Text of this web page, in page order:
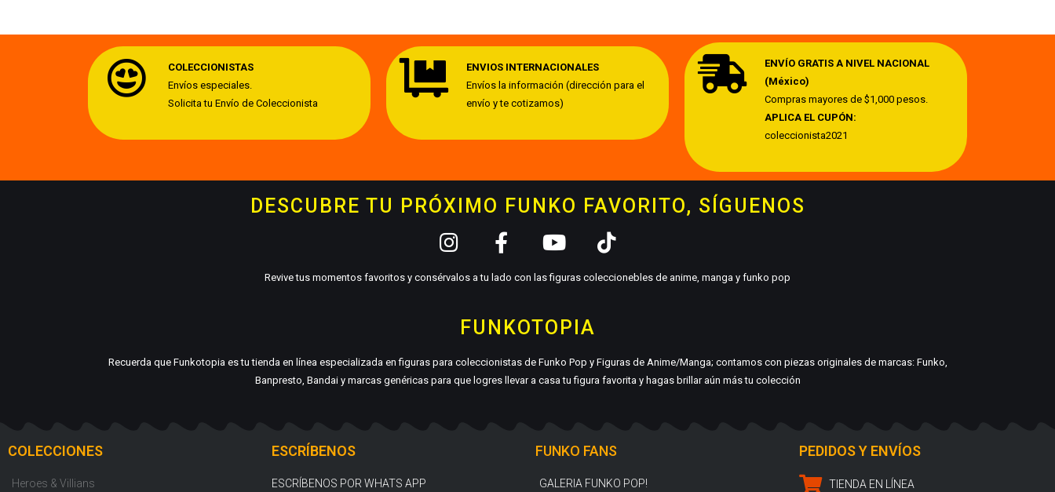
COLECCIONISTAS
Envíos especiales.
Solicita tu Envío de Coleccionista
ENVIOS INTERNACIONALES
Envíos la información (dirección para el
envío y te cotizamos)
ENVÍO GRATIS A NIVEL NACIONAL
(México)
Compras mayores de $1,000 pesos.
APLICA EL CUPÓN:
coleccionista2021
DESCUBRE TU PRÓXIMO FUNKO FAVORITO, SÍGUENOS
Revive tus momentos favoritos y consérvalos a tu lado con las figuras coleccionebles de anime, manga y funko pop
FUNKOTOPIA
Recuerda que Funkotopia es tu tienda en línea especializada en figuras para coleccionistas de Funko Pop y Figuras de Anime/Manga; contamos con piezas originales de marcas: Funko,
Banpresto, Bandai y marcas genéricas para que logres llevar a casa tu figura favorita y hagas brillar aún más tu colección
COLECCIONES
Heroes & Villians
ESCRÍBENOS
ESCRÍBENOS POR WHATS APP
FUNKO FANS
GALERIA FUNKO POP!
PEDIDOS Y ENVÍOS
TIENDA EN LÍNEA